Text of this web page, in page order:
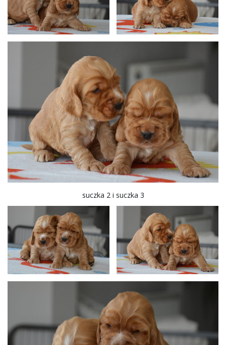
suczka 2 i suczka 3